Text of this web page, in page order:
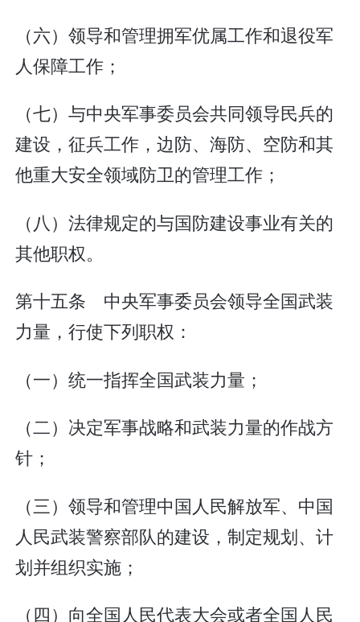
（六）领导和管理拥军优属工作和退役军
人保障工作；
（七）与中央军事委员会共同领导民兵的
建设，征兵工作，边防、海防、空防和其
他重大安全领域防卫的管理工作；
（八）法律规定的与国防建设事业有关的
其他职权。
第十五条 中央军事委员会领导全国武装
力量，行使下列职权：
（一）统一指挥全国武装力量；
（二）决定军事战略和武装力量的作战方
针；
（三）领导和管理中国人民解放军、中国
人民武装警察部队的建设，制定规划、计
划并组织实施；
（四）向全国人民代表大会或者全国人民